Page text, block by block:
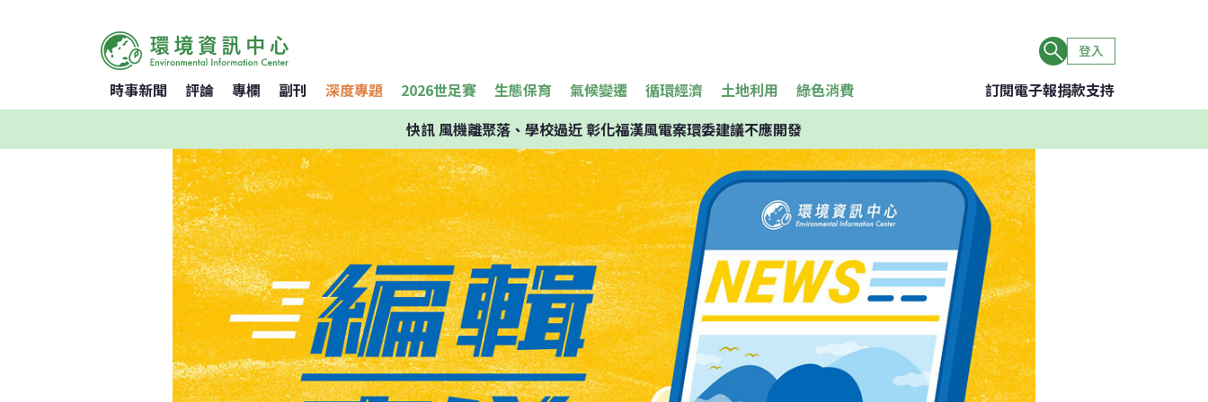
登入
時事新聞 評論 專欄 副刊 深度專題 2026世足賽 生態保育 氣候變遷 循環經濟 土地利用 綠色消費 訂閱電子報捐款支持
快訊風機離聚落、學校過近 彰化福漢風電案環委建議不應開發